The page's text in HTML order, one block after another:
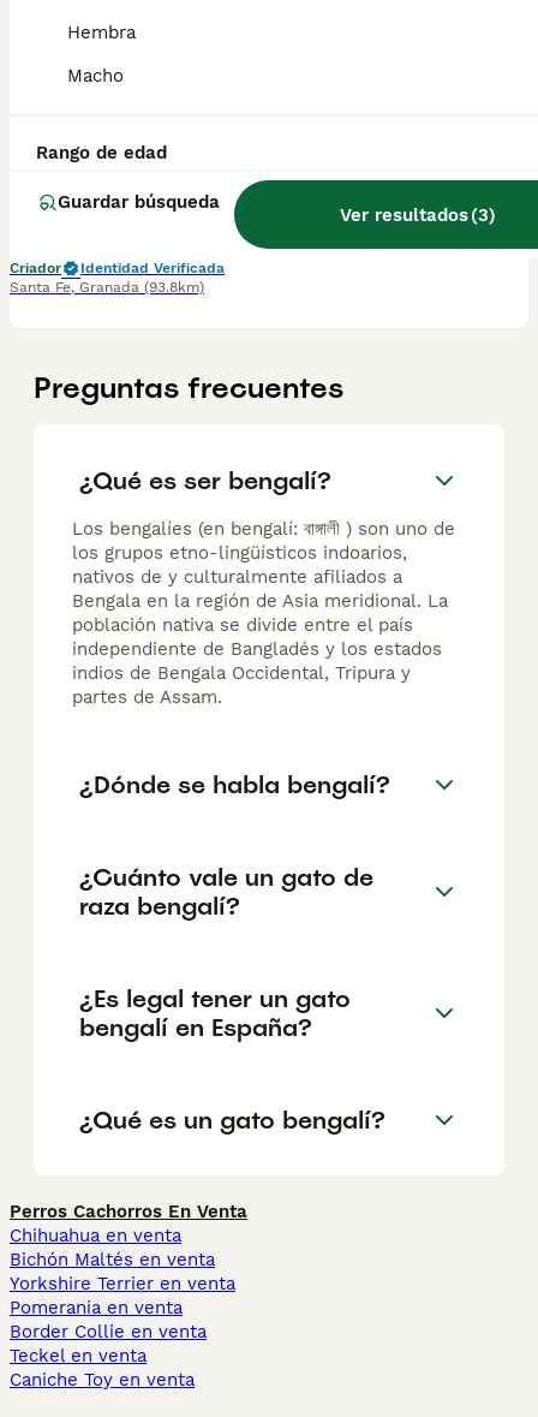
Hembra
Macho
Rango de edad
Guardar búsqueda
Ver resultados(3)
7 meses 1
Criador
Identidad Verificada
Santa Fe, Granada (93.8km)
Preguntas frecuentes
¿Qué es ser bengalí?
Los bengalíes (en bengalí: বাঙ্গালী ) son uno de
los grupos etno-lingüísticos indoarios,
nativos de y culturalmente afiliados a
Bengala en la región de Asia meridional. La
población nativa se divide entre el país
independiente de Bangladés y los estados
indios de Bengala Occidental, Tripura y
partes de Assam.
¿Dónde se habla bengalí?
¿Cuánto vale un gato de
raza bengalí?
¿Es legal tener un gato
bengalí en España?
¿Qué es un gato bengalí?
Perros Cachorros En Venta
Chihuahua en venta
Bichón Maltés en venta
Yorkshire Terrier en venta
Pomerania en venta
Border Collie en venta
Teckel en venta
Caniche Toy en venta